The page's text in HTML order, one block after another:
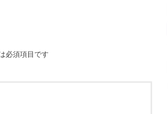
必須項目です